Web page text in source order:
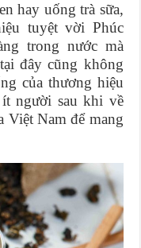
hay uống trà sữa,
tuyệt vời Phúc
trong nước mà
đây cũng không
của thương hiệu
người sau khi về
Việt Nam để mang